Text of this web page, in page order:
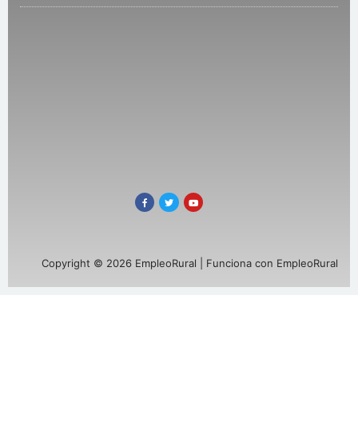
Copyright © 2026 EmpleoRural | Funciona con EmpleoRural